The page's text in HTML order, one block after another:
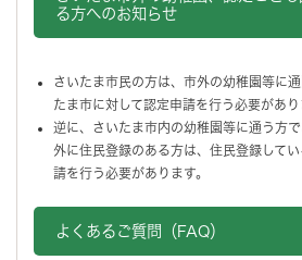
る方へのお知らせ
さいたま市民の方は、市外の幼稚園等に
たま市に対して認定申請を行う必要があり
逆に、さいたま市内の幼稚園等に通う方
外に住民登録のある方は、住民登録して
請を行う必要があります。
よくあるご質問（FAQ）